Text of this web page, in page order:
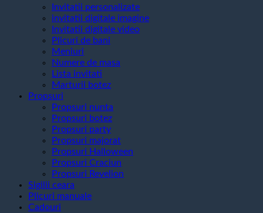
Invitatii personalizate
invitatii digitale imagine
Invitatii digitale video
Plicuri de bani
Meniuri
Numere de masa
Lista invitati
Marturii botez
Propsuri
Propsuri nunta
Propsuri botez
Propsuri party
Propsuri majorat
Propsuri Halloween
Propsuri Craciun
Propsuri Revelion
Sigilii ceara
Plicuri manuale
Cadouri